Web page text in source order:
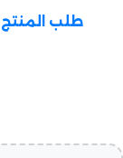
طلب المنتج